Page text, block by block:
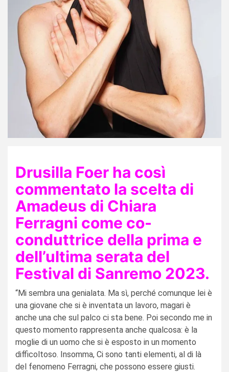
Drusilla Foer ha così
commentato la scelta di
Amadeus di Chiara
Ferragni come co-
conduttrice della prima e
dell’ultima serata del
Festival di Sanremo 2023.
“Mi sembra una genialata. Ma sì, perché comunque lei è
una giovane che si è inventata un lavoro, magari è
anche una che sul palco ci sta bene. Poi secondo me in
questo momento rappresenta anche qualcosa: è la
moglie di un uomo che si è esposto in un momento
difficoltoso. Insomma, Ci sono tanti elementi, al di là
del fenomeno Ferragni, che possono essere giusti.